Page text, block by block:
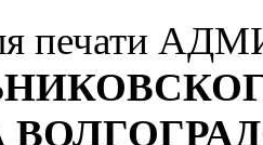
печати